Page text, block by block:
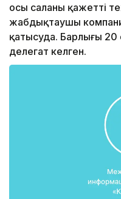
осы саланы қажетті
жабдықтаушы
қатысуда. Барлығы
делегат келген.